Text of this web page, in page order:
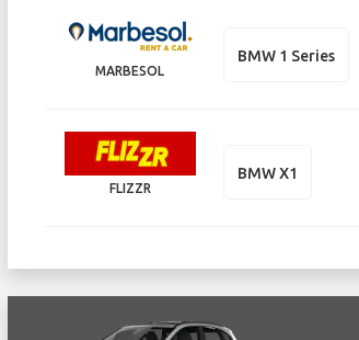
MARBESOL
BMW 1 Series
FLIZZR
BMW X1